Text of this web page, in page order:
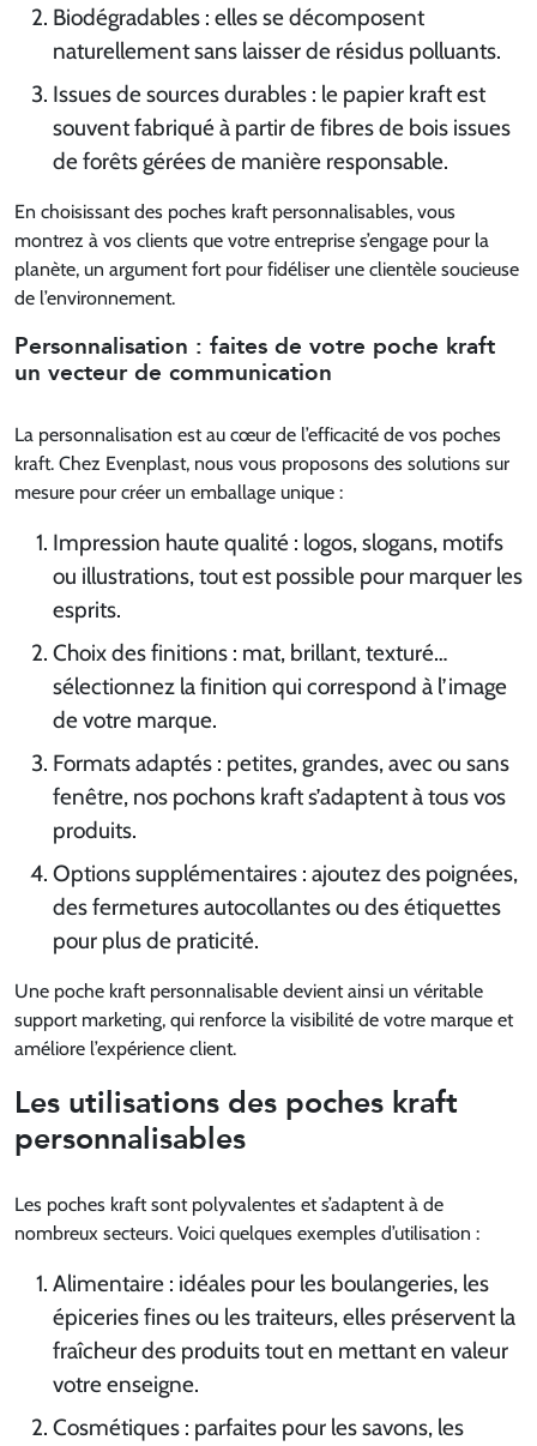
Biodégradables : elles se décomposent
naturellement sans laisser de résidus polluants.
Issues de sources durables : le papier kraft est
souvent fabriqué à partir de fibres de bois issues
de forêts gérées de manière responsable.
En choisissant des poches kraft personnalisables, vous
montrez à vos clients que votre entreprise s’engage pour la
planète, un argument fort pour fidéliser une clientèle soucieuse
de l’environnement.
Personnalisation : faites de votre poche kraft
un vecteur de communication
La personnalisation est au cœur de l’efficacité de vos poches
kraft. Chez Evenplast, nous vous proposons des solutions sur
mesure pour créer un emballage unique :
Impression haute qualité : logos, slogans, motifs
ou illustrations, tout est possible pour marquer les
esprits.
Choix des finitions : mat, brillant, texturé…
sélectionnez la finition qui correspond à l’image
de votre marque.
Formats adaptés : petites, grandes, avec ou sans
fenêtre, nos pochons kraft s’adaptent à tous vos
produits.
Options supplémentaires : ajoutez des poignées,
des fermetures autocollantes ou des étiquettes
pour plus de praticité.
Une poche kraft personnalisable devient ainsi un véritable
support marketing, qui renforce la visibilité de votre marque et
améliore l’expérience client.
Les utilisations des poches kraft
personnalisables
Les poches kraft sont polyvalentes et s’adaptent à de
nombreux secteurs. Voici quelques exemples d’utilisation :
Alimentaire : idéales pour les boulangeries, les
épiceries fines ou les traiteurs, elles préservent la
fraîcheur des produits tout en mettant en valeur
votre enseigne.
Cosmétiques : parfaites pour les savons, les